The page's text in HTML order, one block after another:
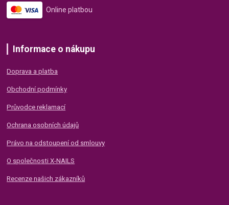
Online platbou
Informace o nákupu
Doprava a platba
Obchodní podmínky
Průvodce reklamací
Ochrana osobních údajů
Právo na odstoupení od smlouvy
O společnosti X-NAILS
Recenze našich zákazníků